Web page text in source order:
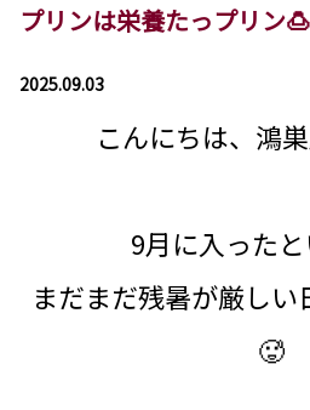
プリンは栄養たっプリン🍮
2025.09.03
こんにちは、鴻
9月に入った
まだまだ残暑が厳し
🥵